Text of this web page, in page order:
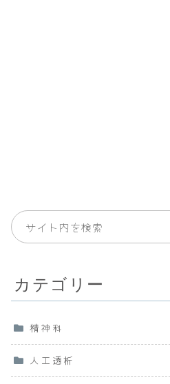
カテゴリー
精神科
人工透析